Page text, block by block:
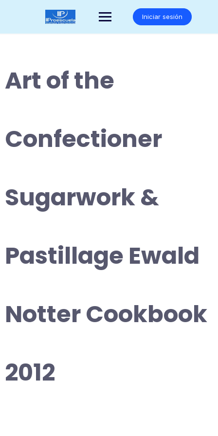
Iniciar sesión
Art of the
Confectioner
Sugarwork &
Pastillage Ewald
Notter Cookbook
2012